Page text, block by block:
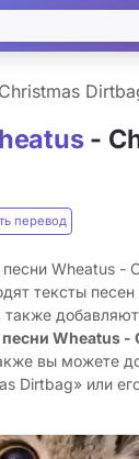
Christmas
-
перевод
Wheatus -
тексты
также
песни Wheatus
вы можете
Dirtbag» или